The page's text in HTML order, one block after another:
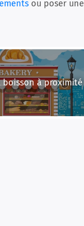
ou poser une
à proximité